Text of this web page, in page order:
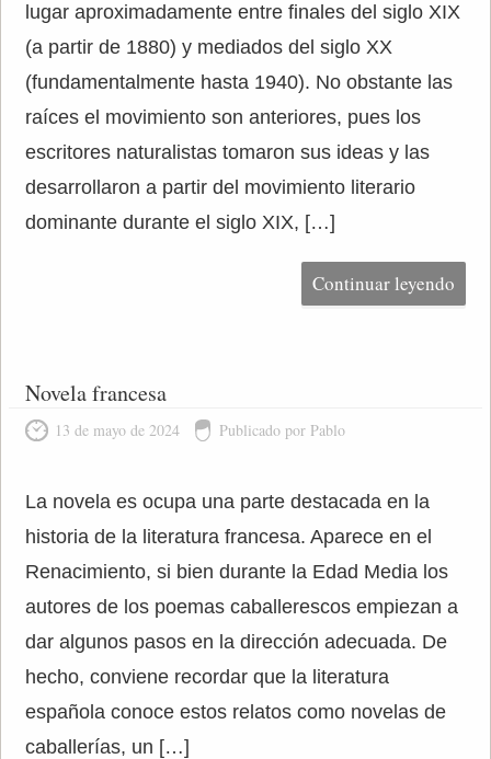
lugar aproximadamente entre finales del siglo XIX
(a partir de 1880) y mediados del siglo XX
(fundamentalmente hasta 1940). No obstante las
raíces el movimiento son anteriores, pues los
escritores naturalistas tomaron sus ideas y las
desarrollaron a partir del movimiento literario
dominante durante el siglo XIX, […]
Continuar leyendo
Novela francesa
13 de mayo de 2024 Publicado por Pablo
La novela es ocupa una parte destacada en la
historia de la literatura francesa. Aparece en el
Renacimiento, si bien durante la Edad Media los
autores de los poemas caballerescos empiezan a
dar algunos pasos en la dirección adecuada. De
hecho, conviene recordar que la literatura
española conoce estos relatos como novelas de
caballerías, un […]